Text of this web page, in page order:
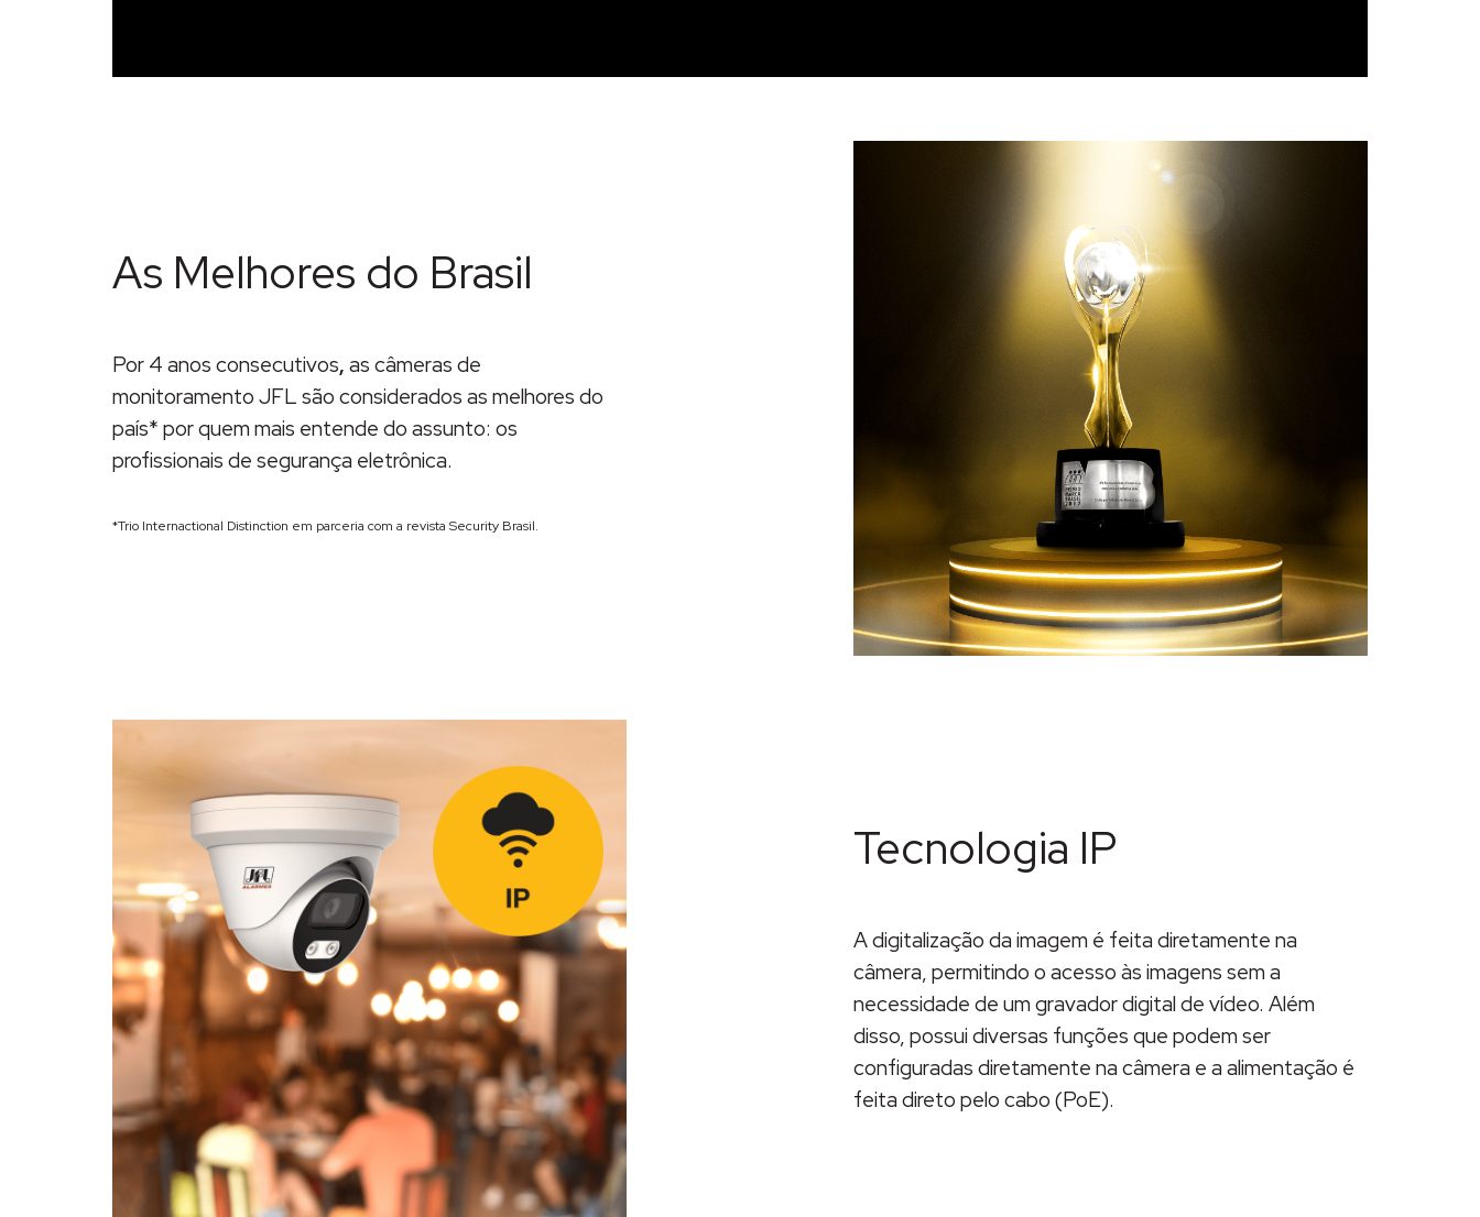
As Melhores do Brasil
Por 4 anos consecutivos, as câmeras de
monitoramento JFL são considerados as melhores do
país* por quem mais entende do assunto: os
profissionais de segurança eletrônica.
*Trio Internactional Distinction em parceria com a revista Security Brasil.
Tecnologia IP
A digitalização da imagem é feita diretamente na
câmera, permitindo o acesso às imagens sem a
necessidade de um gravador digital de vídeo. Além
disso, possui diversas funções que podem ser
configuradas diretamente na câmera e a alimentação é
feita direto pelo cabo (PoE).